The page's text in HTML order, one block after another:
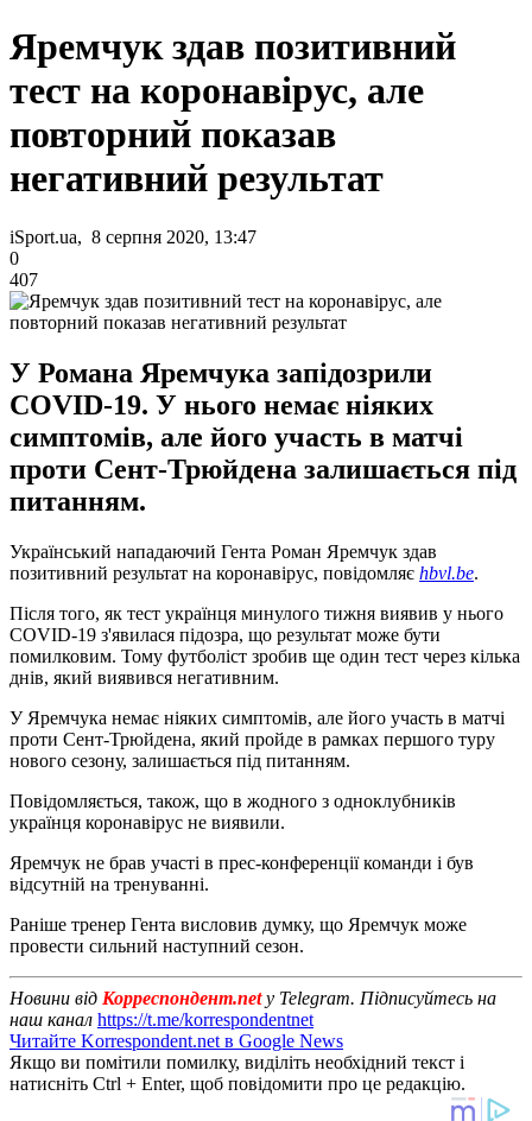
Яремчук здав позитивний
тест на коронавірус, але
повторний показав
негативний результат
iSport.ua, 8 серпня 2020, 13:47
0
407
У Романа Яремчука запідозрили
COVID-19. У нього немає ніяких
симптомів, але його участь в матчі
проти Сент-Трюйдена залишається під
питанням.
Український нападаючий Гента Роман Яремчук здав
позитивний результат на коронавірус, повідомляє hbvl.be.
Після того, як тест українця минулого тижня виявив у нього
COVID-19 з'явилася підозра, що результат може бути
помилковим. Тому футболіст зробив ще один тест через кілька
днів, який виявився негативним.
У Яремчука немає ніяких симптомів, але його участь в матчі
проти Сент-Трюйдена, який пройде в рамках першого туру
нового сезону, залишається під питанням.
Повідомляється, також, що в жодного з одноклубників
українця коронавірус не виявили.
Яремчук не брав участі в прес-конференції команди і був
відсутній на тренуванні.
Раніше тренер Гента висловив думку, що Яремчук може
провести сильний наступний сезон.
Новини від Корреспондент.net у Telegram. Підписуйтесь на
наш канал https://t.me/korrespondentnet
Читайте Korrespondent.net в Google News
Якщо ви помітили помилку, виділіть необхідний текст і
натисніть Ctrl + Enter, щоб повідомити про це редакцію.